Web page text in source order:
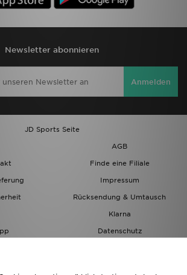
Newsletter abonnieren
Anmelden
JD Sports Seite
AGB
Finde eine Filiale
Impressum
Rücksendung & Umtausch
Klarna
Datenschutz